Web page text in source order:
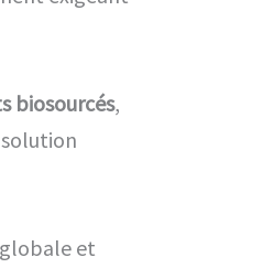
biosourcés,
et